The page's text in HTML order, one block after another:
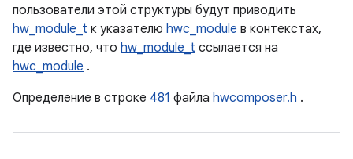
пользователи этой структуры будут приводить
hw_module_t к указателю hwc_module в контекстах,
где известно, что hw_module_t ссылается на
hwc_module .
Определение в строке 481 файла hwcomposer.h .